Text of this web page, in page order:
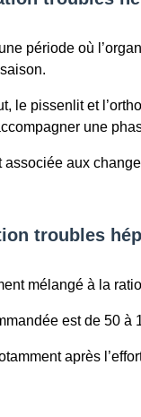
période où
le pissenlit et
une
aux
troubles
mélangé à la
est de 50 à
après